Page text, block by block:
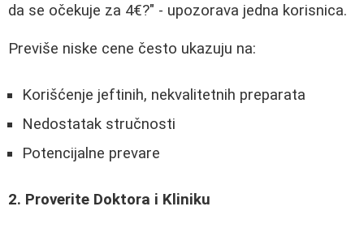
da se očekuje za 4€?" - upozorava jedna korisnica.
Previše niske cene često ukazuju na:
Korišćenje jeftinih, nekvalitetnih preparata
Nedostatak stručnosti
Potencijalne prevare
2. Proverite Doktora i Kliniku